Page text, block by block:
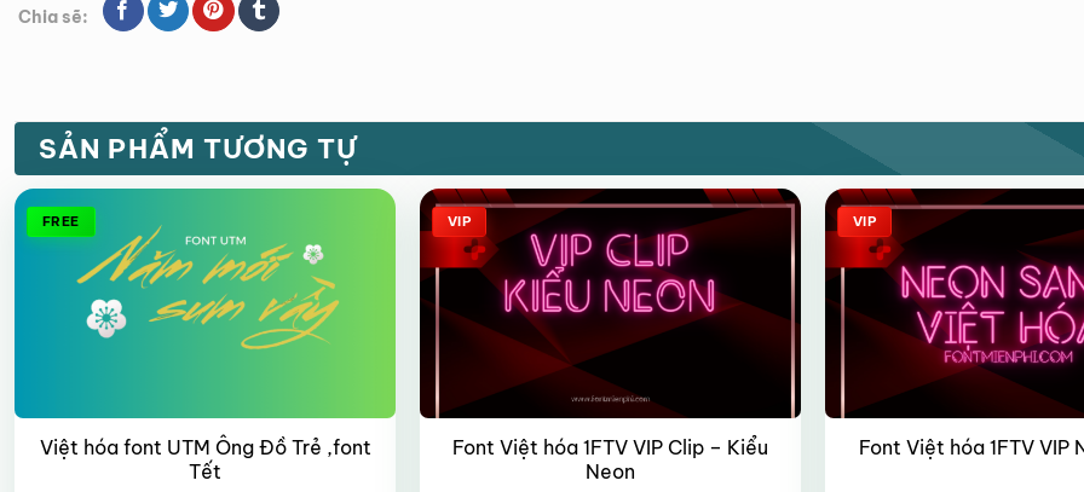
Chia sẽ:
SẢN PHẨM TƯƠNG TỰ
FREE
Việt hóa font UTM Ông Đồ Trẻ ,font
Tết
VIP
Font Việt hóa 1FTV VIP Clip – Kiểu
Neon
VIP
Font Việt hóa 1FTV VIP